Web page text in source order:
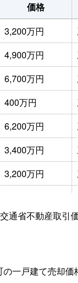
価格
3,200万円
4,900万円
6,700万円
400万円
6,200万円
3,400万円
3,200万円
2,500万円
6,800万円
通省不動産取引
一戸建て売却価